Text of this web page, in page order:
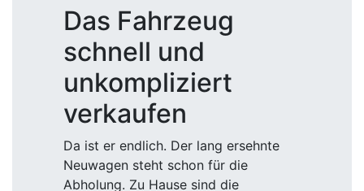
Das Fahrzeug
schnell und
unkompliziert
verkaufen
Da ist er endlich. Der lang ersehnte
Neuwagen steht schon für die
Abholung. Zu Hause sind die